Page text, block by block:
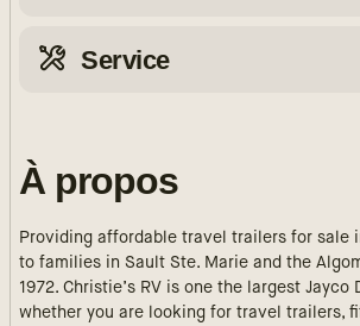
Service
À propos
Providing affordable travel trailers for sale
to families in Sault Ste. Marie and the
1972. Christie’s RV is one the largest Jayco
whether you are looking for travel trailers,